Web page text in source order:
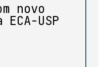
novo
USP